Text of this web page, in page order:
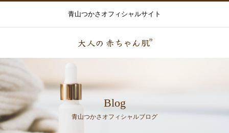
青山つかさオフィシャルサイト
Blog
青山つかさオフィシャルブログ